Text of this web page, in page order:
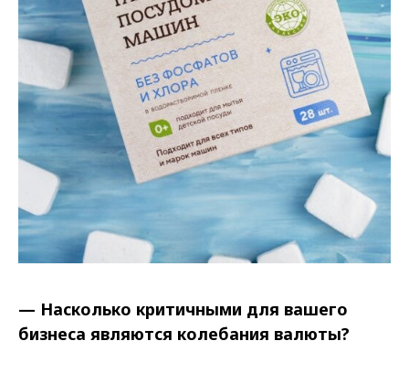
— Насколько критичными для вашего
бизнеса являются колебания валюты?